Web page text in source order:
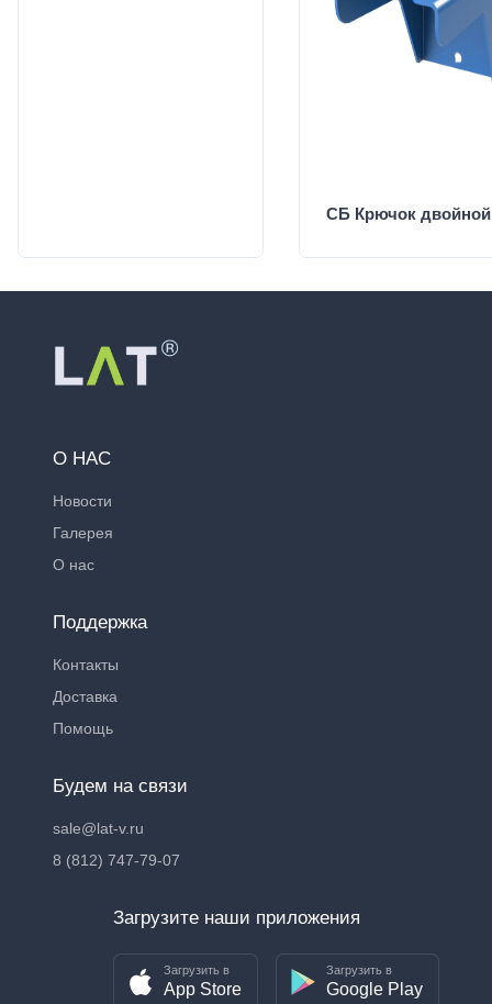
СБ Крючок
О НАС
Новости
Галерея
О нас
Поддержка
Контакты
Доставка
Помощь
Будем на связи
sale@lat-v.ru
8 (812) 747-79-07
Загрузите наши приложения
Загрузить в
App Store
Загрузить в
Google Play